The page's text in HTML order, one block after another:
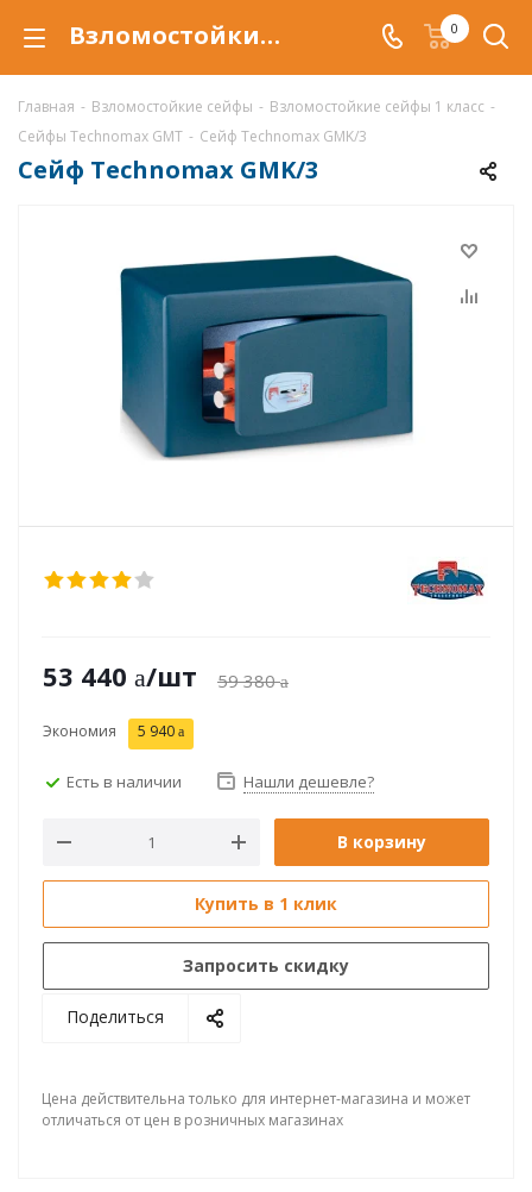
Взломостойкий сейф Technomax GMK/3 купить со скидкой по низкой цене в интернет-магазине ValbergSafe.ru 0
Главная - Взломостойкие сейфы - Взломостойкие сейфы 1 класс -
Сейфы Technomax GMT - Сейф Technomax GMK/3
Сейф Technomax GMK/3
53 440 /шт 59 380
Экономия 5 940
Есть в наличии Нашли дешевле?
В корзину
Купить в 1 клик
Запросить скидку
Поделиться
Цена действительна только для интернет-магазина и может
отличаться от цен в розничных магазинах